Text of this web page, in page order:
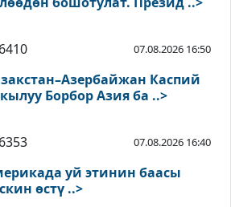
6410 07.08.2026 16:50
Каспий
Борбор Азия ба ..>
6353 07.08.2026 16:40
уй этинин баасы
өстү ..>